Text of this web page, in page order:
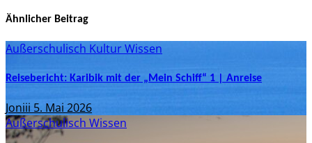
Ähnlicher Beitrag
Außerschulisch KulturWissen
Reisebericht: Karibik mit der „Mein Schiff“ 1 | Anreise
Joniii 5. Mai 2026
Außerschulisch Wissen